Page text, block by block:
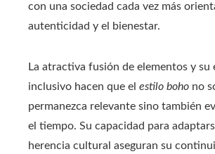
con una sociedad cada vez más
autenticidad y el bienestar.
La atractiva fusión de elementos y su
inclusivo hacen que el estilo boho no
permanezca relevante sino también
el tiempo. Su capacidad para
herencia cultural aseguran su